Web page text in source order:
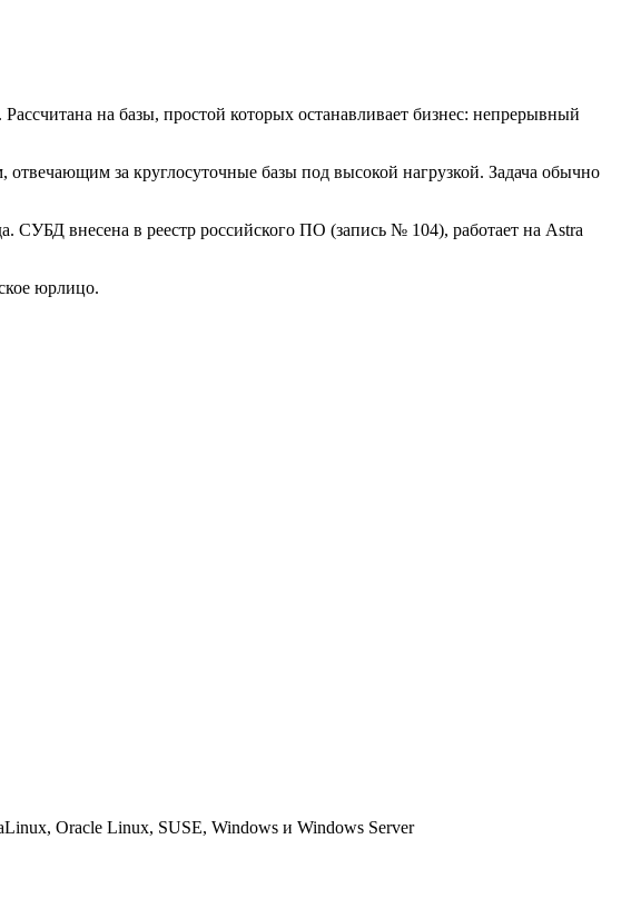
на базы, простой которых останавливает бизнес: непрерывный
за круглосуточные базы под высокой нагрузкой. Задача обычно
внесена в реестр российского ПО (запись № 104), работает на Astra
юрлицо.
Oracle Linux, SUSE, Windows и Windows Server